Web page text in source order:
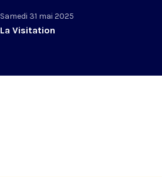
Samedi 31 mai 2025
La Visitation